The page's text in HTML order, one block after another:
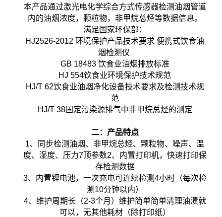
本产品通过激光电化学综合方式传感器检测油烟管道
内的油烟浓度，颗粒物，非甲烷总烃等数据信息。
满足国家环保部：
HJ2526-2012 环境保护产品技术要求 便携式饮食油
烟检测仪
GB 18483 饮食业油烟排放标准
HJ 554饮食业环境保护技术规范
HJ/T 62饮食业油烟净化设备技术要求及检测技术规
范
HJ/T 38固定污染源排气中非甲烷总烃的测定
二：产品特点
1、同步检测油烟、非甲烷总烃、颗粒物、噪声、温
度、湿度、压力7顶参数2、内置打印机，快速打印保
存检测数据
3、内置锂电池，一次充电可连续检测4小时（每次检
测10分钟以内）
4、维护周期长（2-3个月）维护简单简单清理油渍就
可以，无其他耗材（除打印纸）